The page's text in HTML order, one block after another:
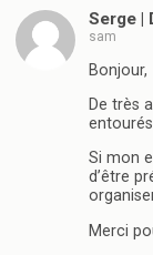
Serge |
sam
Bonjour,
De très
Si mon
d’être
Merci